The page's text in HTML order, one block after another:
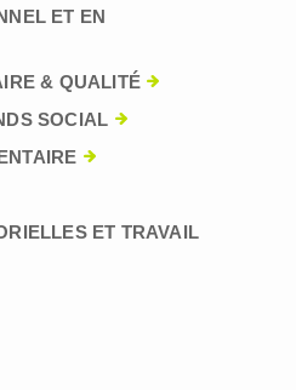
ET EN
& QUALITÉ
SOCIAL
ET TRAVAIL